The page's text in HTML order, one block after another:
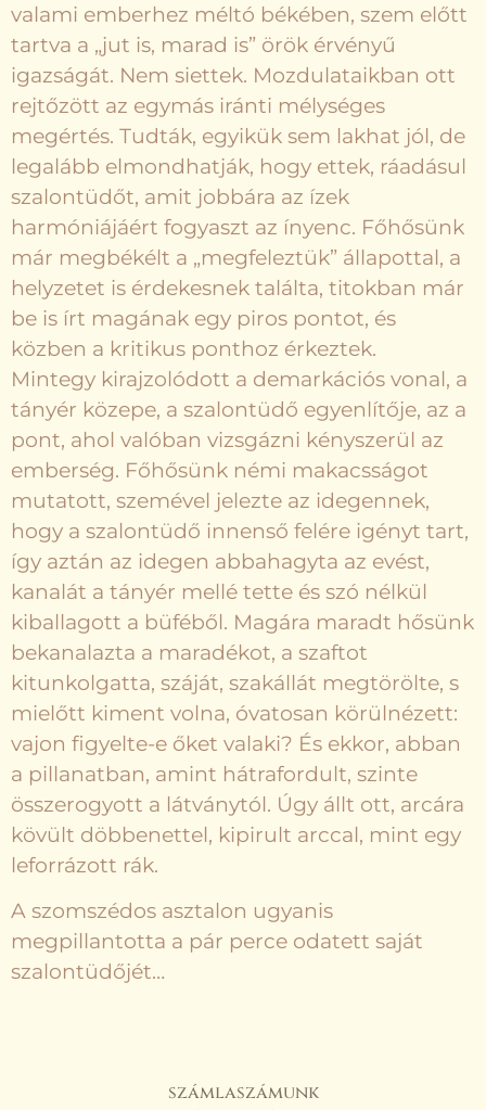
valami emberhez méltó békében, szem előtt
tartva a „jut is, marad is” örök érvényű
igazságát. Nem siettek. Mozdulataikban ott
rejtőzött az egymás iránti mélységes
megértés. Tudták, egyikük sem lakhat jól, de
legalább elmondhatják, hogy ettek, ráadásul
szalontüdőt, amit jobbára az ízek
harmóniájáért fogyaszt az ínyenc. Főhősünk
már megbékélt a „megfeleztük” állapottal, a
helyzetet is érdekesnek találta, titokban már
be is írt magának egy piros pontot, és
közben a kritikus ponthoz érkeztek.
Mintegy kirajzolódott a demarkációs vonal, a
tányér közepe, a szalontüdő egyenlítője, az a
pont, ahol valóban vizsgázni kényszerül az
emberség. Főhősünk némi makacsságot
mutatott, szemével jelezte az idegennek,
hogy a szalontüdő innenső felére igényt tart,
így aztán az idegen abbahagyta az evést,
kanalát a tányér mellé tette és szó nélkül
kiballagott a büféből. Magára maradt hősünk
bekanalazta a maradékot, a szaftot
kitunkolgatta, száját, szakállát megtörölte, s
mielőtt kiment volna, óvatosan körülnézett:
vajon figyelte-e őket valaki? És ekkor, abban
a pillanatban, amint hátrafordult, szinte
összerogyott a látványtól. Úgy állt ott, arcára
kövült döbbenettel, kipirult arccal, mint egy
leforrázott rák.
A szomszédos asztalon ugyanis
megpillantotta a pár perce odatett saját
szalontüdőjét…
számlaszámunk